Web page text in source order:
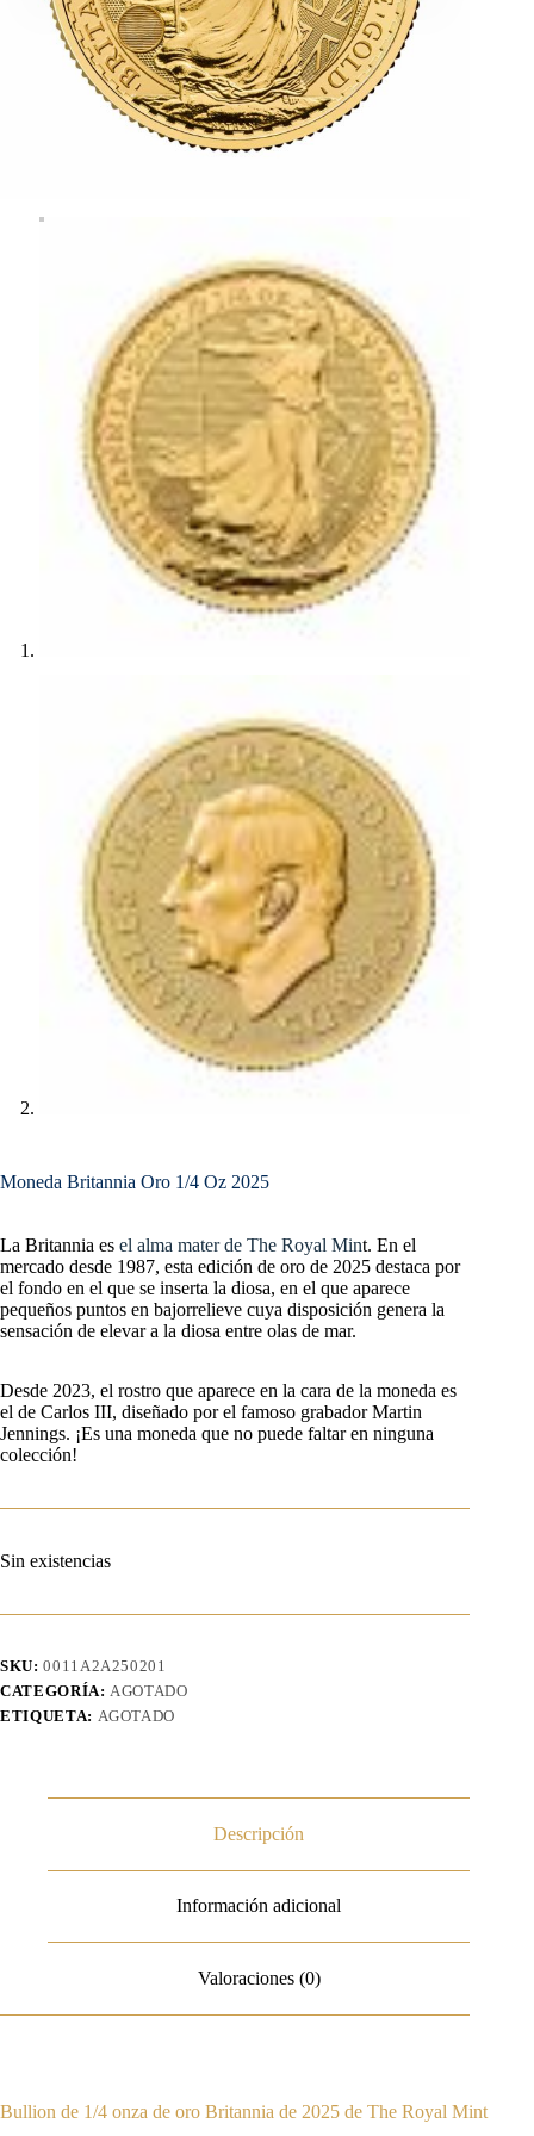
Moneda Britannia Oro 1/4 Oz 2025
La Britannia es el alma mater de The Royal Mint. En el
mercado desde 1987, esta edición de oro de 2025 destaca por
el fondo en el que se inserta la diosa, en el que aparece
pequeños puntos en bajorrelieve cuya disposición genera la
sensación de elevar a la diosa entre olas de mar.
Desde 2023, el rostro que aparece en la cara de la moneda es
el de Carlos III, diseñado por el famoso grabador Martin
Jennings. ¡Es una moneda que no puede faltar en ninguna
colección!
Sin existencias
SKU:0011A2A250201
CATEGORÍA:AGOTADO
ETIQUETA: AGOTADO
Descripción
Información adicional
Valoraciones (0)
Bullion de 1/4 onza de oro Britannia de 2025 de The Royal Mint